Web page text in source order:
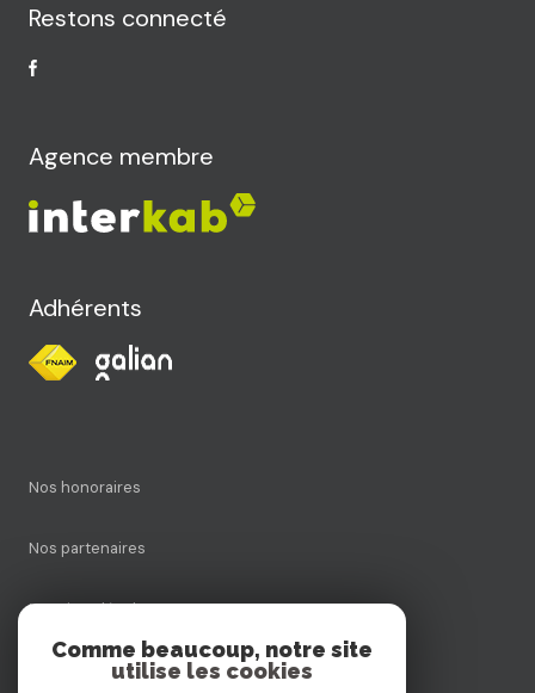
Restons connecté
Agence membre
Adhérents
Nos honoraires
Nos partenaires
Mentions légales
Comme beaucoup, notre site
utilise les cookies